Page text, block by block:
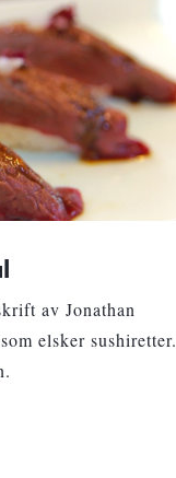
av Jonathan
elsker sushiretter.